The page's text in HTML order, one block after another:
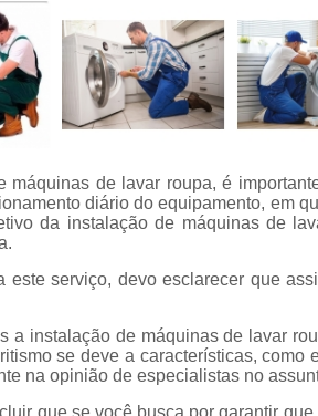
Assistencia Tecnica para
Assistencia Tecnica de
Assistencia Tecnica
Assistencia Tecnica
Geladeira Electrolux
Assistencia Tecnica de
de lavar roupa, é
diário do equipamento, em
da instalação de máquinas de
serviço, devo esclarecer que
a instalação de máquinas de lavar
se deve a características, como
na opinião de especialistas no
que se você busca por garantir que